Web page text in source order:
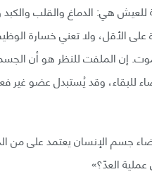
هي: الدماغ والقلب والكبد
الأقل، ولا تعني خسارة
إن الملفت للنظر هو أن
للبقاء، وقد يُستبدل عضو غير
جسم الإنسان يعتمد على من
العدّ؟»